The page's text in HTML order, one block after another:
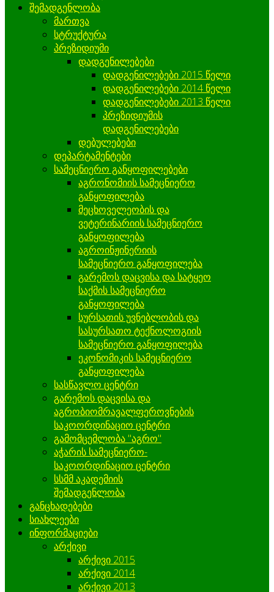
შემადგენლობა
მართვა
სტრუქტურა
პრეზიდიუმი
დადგენილებები
დადგენილებები 2015 წელი
დადგენილებები 2014 წელი
დადგენილებები 2013 წელი
პრეზიდიუმის
დადგენილებები
დებულებები
დეპარტამენტები
სამეცნიერო განყოფილებები
აგრონომიის სამეცნიერო
განყოფილება
მეცხოველეობის და
ვეტერინარიის სამეცნიერო
განყოფილება
აგროინჟინერიის
სამეცნიერო განყოფილება
გარემოს დაცვისა და სატყეო
საქმის სამეცნიერო
განყოფილება
სურსათის უვნებლობის და
სასურსათო ტექნოლოგიის
სამეცნიერო განყოფილება
ეკონომიკის სამეცნიერო
განყოფილება
სასწავლო ცენტრი
გარემოს დაცვისა და
აგრობიომრავალფეროვნების
საკოორდინაციო ცენტრი
გამომცემლობა "აგრო"
აჭარის სამეცნიერო-
საკოორდინაციო ცენტრი
სსმმ აკადემიის
შემადგენლობა
განცხადებები
სიახლეები
ინფორმაციები
არქივი
არქივი 2015
არქივი 2014
არქივი 2013